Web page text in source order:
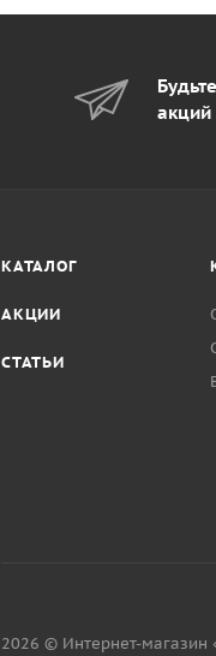
акций
КАТАЛОГ
АКЦИИ
СТАТЬИ
2026 © Интернет-магазин